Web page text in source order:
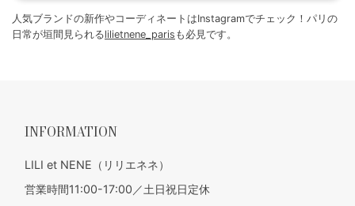
人気ブランドの新作やコーディネートはInstagramでチェック！パリの
日常が垣間見られるlilietnene_paris も必見です。
INFORMATION
LILI et NENE（リリエネネ）
営業時間11:00-17:00／土日祝日定休